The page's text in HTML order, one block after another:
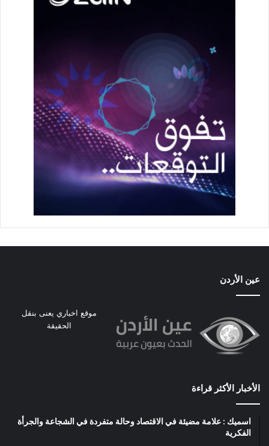
عين الأردن
موقع اخباري يعنى بنقل
الحقيقة
الأخبار الأكثر قراءة
اسميك : علامة مضيئة في الاقتصاد وحالة متفردة في الشجاعة والجرأة
الفكرية